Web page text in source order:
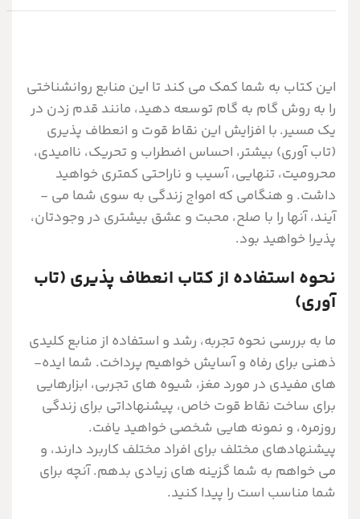
این کتاب به شما کمک می کند تا این منابع روانشناختی
را به روش گام به گام توسعه دهید، مانند قدم زدن در
یک مسیر. با افزایش این نقاط قوت و انعطاف ­پذیری
(تاب آوری) بیشتر، احساس اضطراب و تحریک، ناامیدی،
محرومیت، تنهایی، آسیب و ناراحتی کمتری خواهید
داشت. و هنگامی که امواج زندگی به سوی شما می ­
آیند، آنها را با صلح، محبت و عشق بیشتری در وجودتان،
پذیرا خواهید بود.
نحوه استفاده از کتاب انعطاف پذیری (تاب
آوری)
ما به بررسی نحوه تجربه، رشد و استفاده از منابع کلیدی
ذهنی برای رفاه و آسایش خواهیم پرداخت. شما ایده­
های مفیدی در مورد مغز، شیوه­ های تجربی، ابزارهایی
برای ساخت نقاط قوت خاص، پیشنهاداتی برای زندگی
روزمره، و نمونه­ هایی شخصی خواهید یافت.
پیشنهادهای مختلف برای افراد مختلف کاربرد دارند، و
می­ خواهم به شما گزینه ­های زیادی بدهم. آنچه برای
شما مناسب است را پیدا کنید.